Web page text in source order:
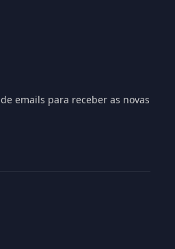
emails para receber as novas